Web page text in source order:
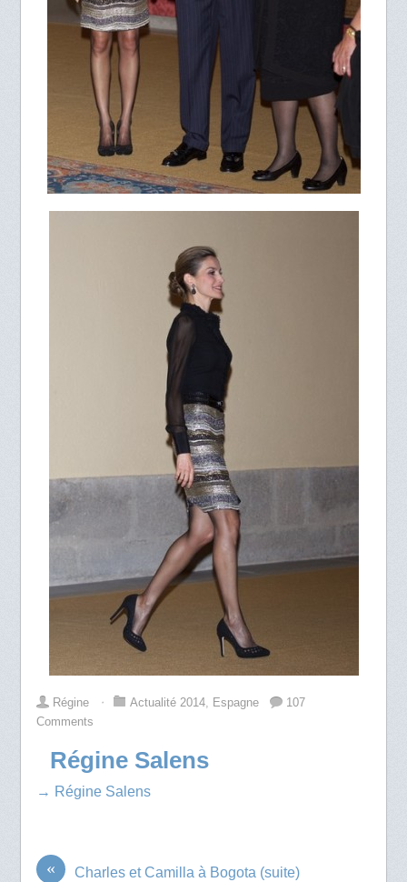
Régine ⋅ Actualité 2014, Espagne
107
Comments
Régine Salens
→ Régine Salens
« Charles et Camilla à Bogota (suite)